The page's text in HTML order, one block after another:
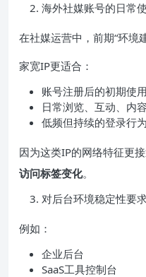
海外社媒账号的日常
在社媒运营中，前期“环境
家宽IP更适合：
账号注册后的初期使用
日常浏览、互动、内
低频但持续的登录行为
因为这类IP的网络特征更
访问标签变化。
对后台环境稳定性要
例如：
企业后台
SaaS工具控制台